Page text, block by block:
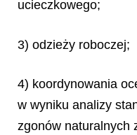
ucieczkowego;
3) odzieży roboczej;
4) koordynowania
w wyniku analizy
zgonów naturalnych